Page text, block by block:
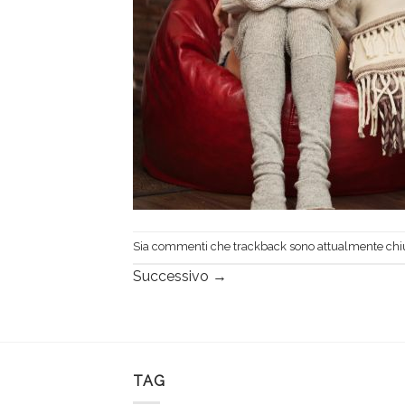
Sia commenti che trackback sono attualmente
Successivo →
TAG